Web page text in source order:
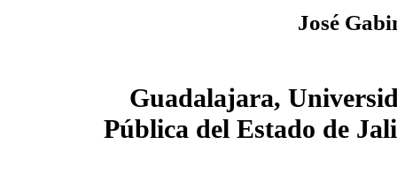
José
Guadalajara,
Pública del Estado de